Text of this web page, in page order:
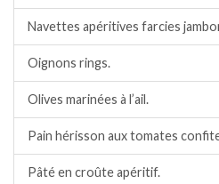
Navettes apéritives farcies
Oignons rings.
Olives marinées à l’ail.
Pain hérisson aux tomates
Pâté en croûte apéritif.